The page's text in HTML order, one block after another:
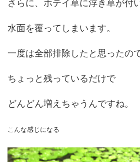
さらに、ホテイ草に浮き草が付
水面を覆ってしまいます。
一度は全部排除したと思ったの
ちょっと残っているだけで
どんどん増えちゃうんですね。
こんな感じになる